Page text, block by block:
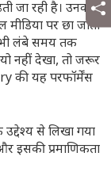
जा रही है। उनका
पर छा जाता
भी लंबे समय तक
नहीं देखा, तो जरूर
की यह परफॉर्मेंस
से लिखा गया
इसकी प्रमाणिकता